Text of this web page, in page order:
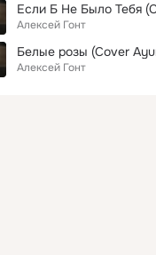
Если Б Не Было Тебя
Алексей Гонт
Белые розы (Cover
Алексей Гонт